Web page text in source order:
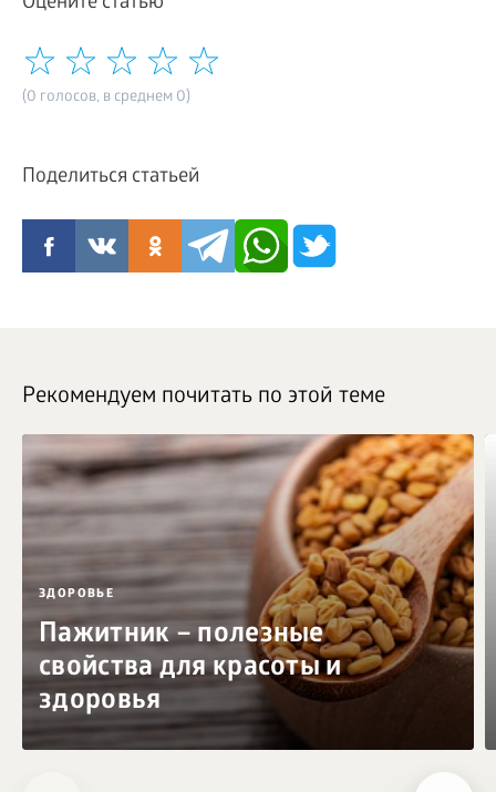
(0 голосов, в среднем 0)
Поделиться статьей
Рекомендуем почитать по этой теме
ЗДОРОВЬЕ
Пажитник – полезные
свойства для красоты и
здоровья